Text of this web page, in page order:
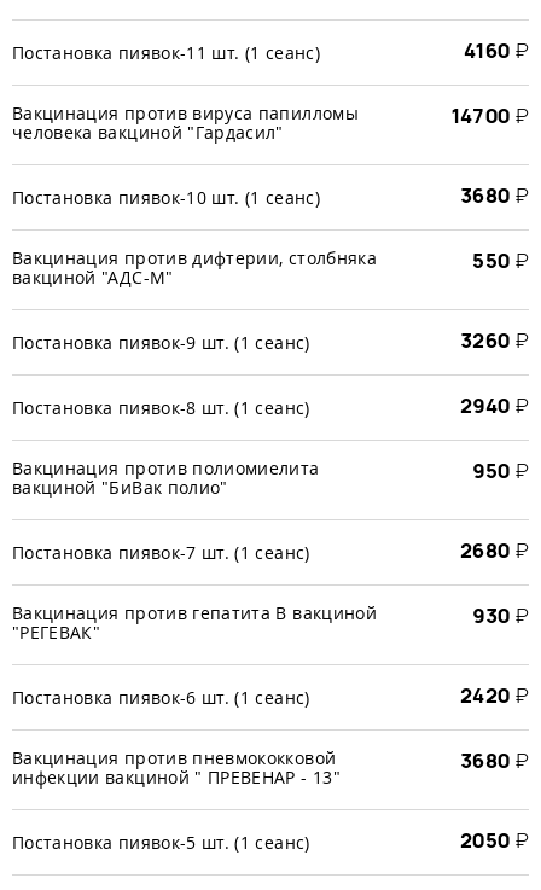
Постановка пиявок-11 шт. (1 сеанс) 4160 ₽
Вакцинация против вируса папилломы
человека вакциной "Гардасил"
14700 ₽
Постановка пиявок-10 шт. (1 сеанс) 3680 ₽
Вакцинация против дифтерии, столбняка
вакциной "АДС-М"
550 ₽
Постановка пиявок-9 шт. (1 сеанс) 3260 ₽
Постановка пиявок-8 шт. (1 сеанс) 2940 ₽
Вакцинация против полиомиелита
вакциной "БиВак полио"
950 ₽
Постановка пиявок-7 шт. (1 сеанс) 2680 ₽
Вакцинация против гепатита В вакциной
"РЕГЕВАК"
930 ₽
Постановка пиявок-6 шт. (1 сеанс) 2420 ₽
Вакцинация против пневмококковой
инфекции вакциной " ПРЕВЕНАР - 13"
3680 ₽
Постановка пиявок-5 шт. (1 сеанс) 2050 ₽